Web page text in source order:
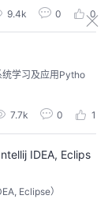
9.4k 0 0
学习及应用Pytho
7.7k 0 1
IDEA, Eclips
Eclipse）